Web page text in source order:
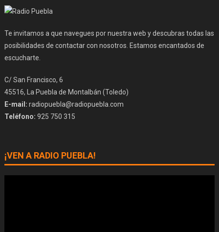
Te invitamos a que navegues por nuestra web y descubras todas las
posibilidades de contactar con nosotros. Estamos encantados de
escucharte.
C/ San Francisco, 6
45516, La Puebla de Montalbán (Toledo)
E-mail: radiopuebla@radiopuebla.com
Teléfono: 925 750 315
¡VEN A RADIO PUEBLA!